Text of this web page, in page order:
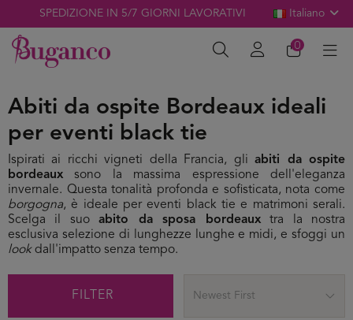
SPEDIZIONE IN 5/7 GIORNI LAVORATIVI Italiano
0
Abiti da ospite Bordeaux ideali
per eventi black tie
Ispirati ai ricchi vigneti della Francia, gliabiti da ospite
bordeaux sono la massima espressione dell'eleganza
invernale. Questa tonalità profonda e sofisticata, nota come
borgogna, è ideale per eventi black tie e matrimoni serali.
Scelga il suoabito da sposa bordeauxtra la nostra
esclusiva selezione di lunghezze lunghe e midi, e sfoggi un
lookdall'impatto senza tempo.
FILTER Newest First